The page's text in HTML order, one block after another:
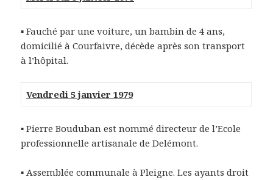
▪Fauché par une voiture, un bambin de 4 ans,
domicilié à Courfaivre, décède après son transport
à l’hôpital.
Vendredi 5 janvier 1979
▪Pierre Bouduban est nommé directeur de l’Ecole
professionnelle artisanale de Delémont.
▪ Assemblée communale à Pleigne. Les ayants droit